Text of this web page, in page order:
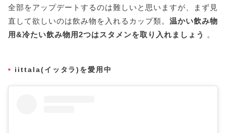
全部をアップデートするのは難しいと思いますが、まず見
直して欲しいのは飲み物を入れるカップ類。 温かい飲み物
用&冷たい飲み物用2つはスタメンを取り入れましょう
。
iittala(イッタラ)を愛用中